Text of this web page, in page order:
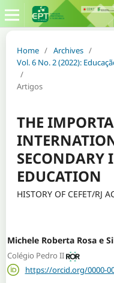
Home / Archives /
Vol. 6 No. 2 (2022):
/
Artigos
THE
SECONDARY
EDUCATION
HISTORY OF CEFET/RJ
Michele Roberta Rosa e
Colégio Pedro II
https://orcid.org/0000-